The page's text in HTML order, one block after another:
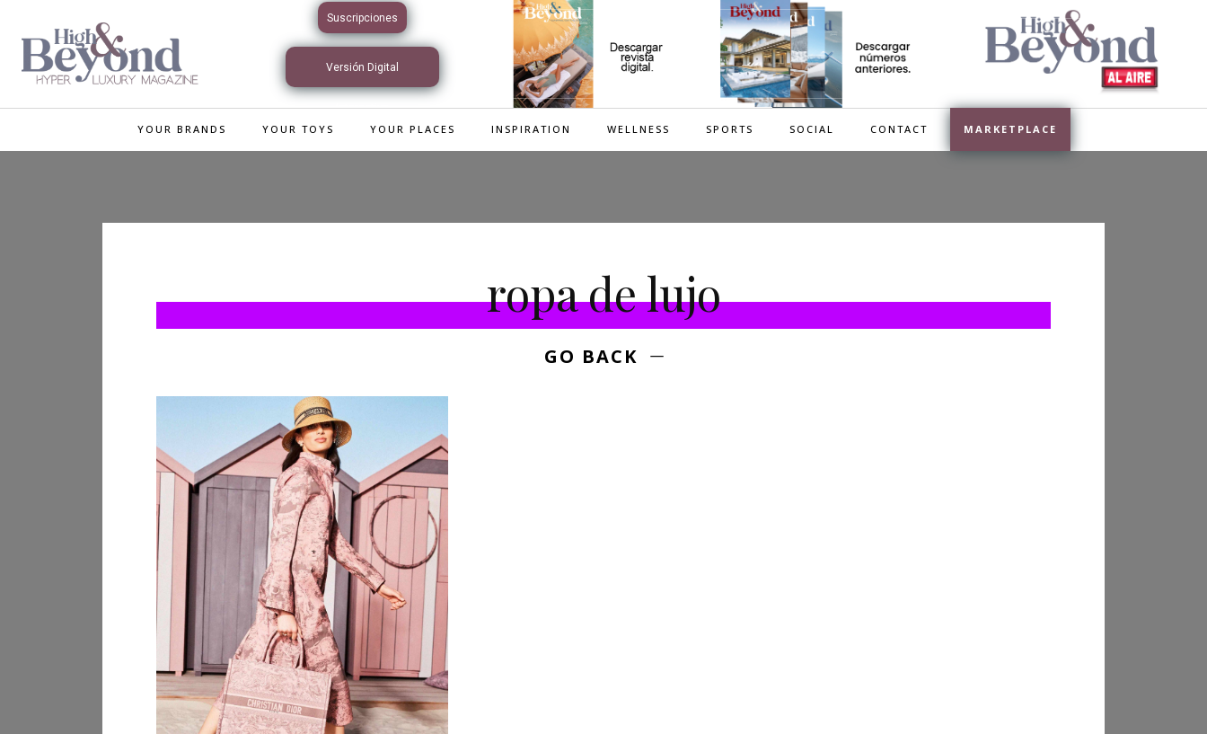
Suscripciones
Versión Digital
Interactiva
YOUR BRANDS YOUR TOYS YOUR PLACES INSPIRATION WELLNESS SPORTS SOCIAL CONTACT MARKETPLACE
ropa de lujo
GO BACK